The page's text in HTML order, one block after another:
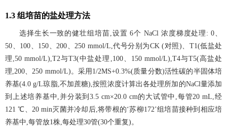
1.3 组培苗的盐处理方法
选择生长一致的健壮组培苗,设置 6个 NaCl 浓度梯度处理: 0、
50、100、150、200、250 mmol/L,代号分别为CK (对照)、T1(低盐处
理,50 mmol/L),T2与T3(中盐处理,100、150 mmol/L),T4与T5(高盐处
理,200、250 mmol/L)。采用1/2MS+0.3%(质量分数)活性碳的半固体培
养基(4.0 g/L琼脂,不加蔗糖),按照浓度计算出各处理所加的NaCl量添加
到上述培养基中,并分装到3.5 cm×20.0 cm的大试管中,每管20 mL,经
121 ℃、20 min灭菌并冷却后,将带根的‘苏柳172’组培苗接种到相应培
养基中,每管放1株,每处理30管(30个重复)。